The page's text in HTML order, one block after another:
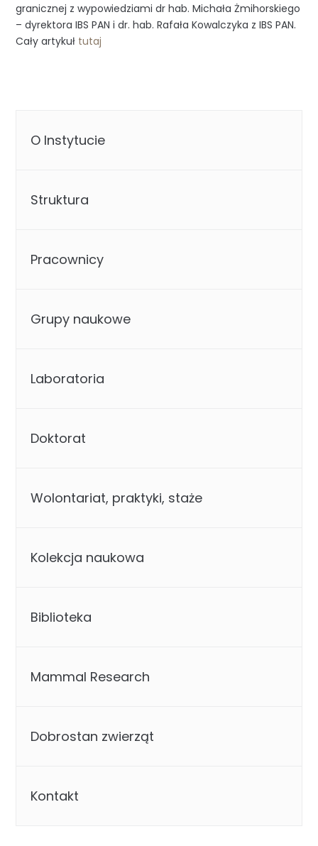
granicznej z wypowiedziami dr hab. Michała Żmihorskiego
– dyrektora IBS PAN i dr. hab. Rafała Kowalczyka z IBS PAN.
Cały artykuł tutaj
O Instytucie
Struktura
Pracownicy
Grupy naukowe
Laboratoria
Doktorat
Wolontariat, praktyki, staże
Kolekcja naukowa
Biblioteka
Mammal Research
Dobrostan zwierząt
Kontakt